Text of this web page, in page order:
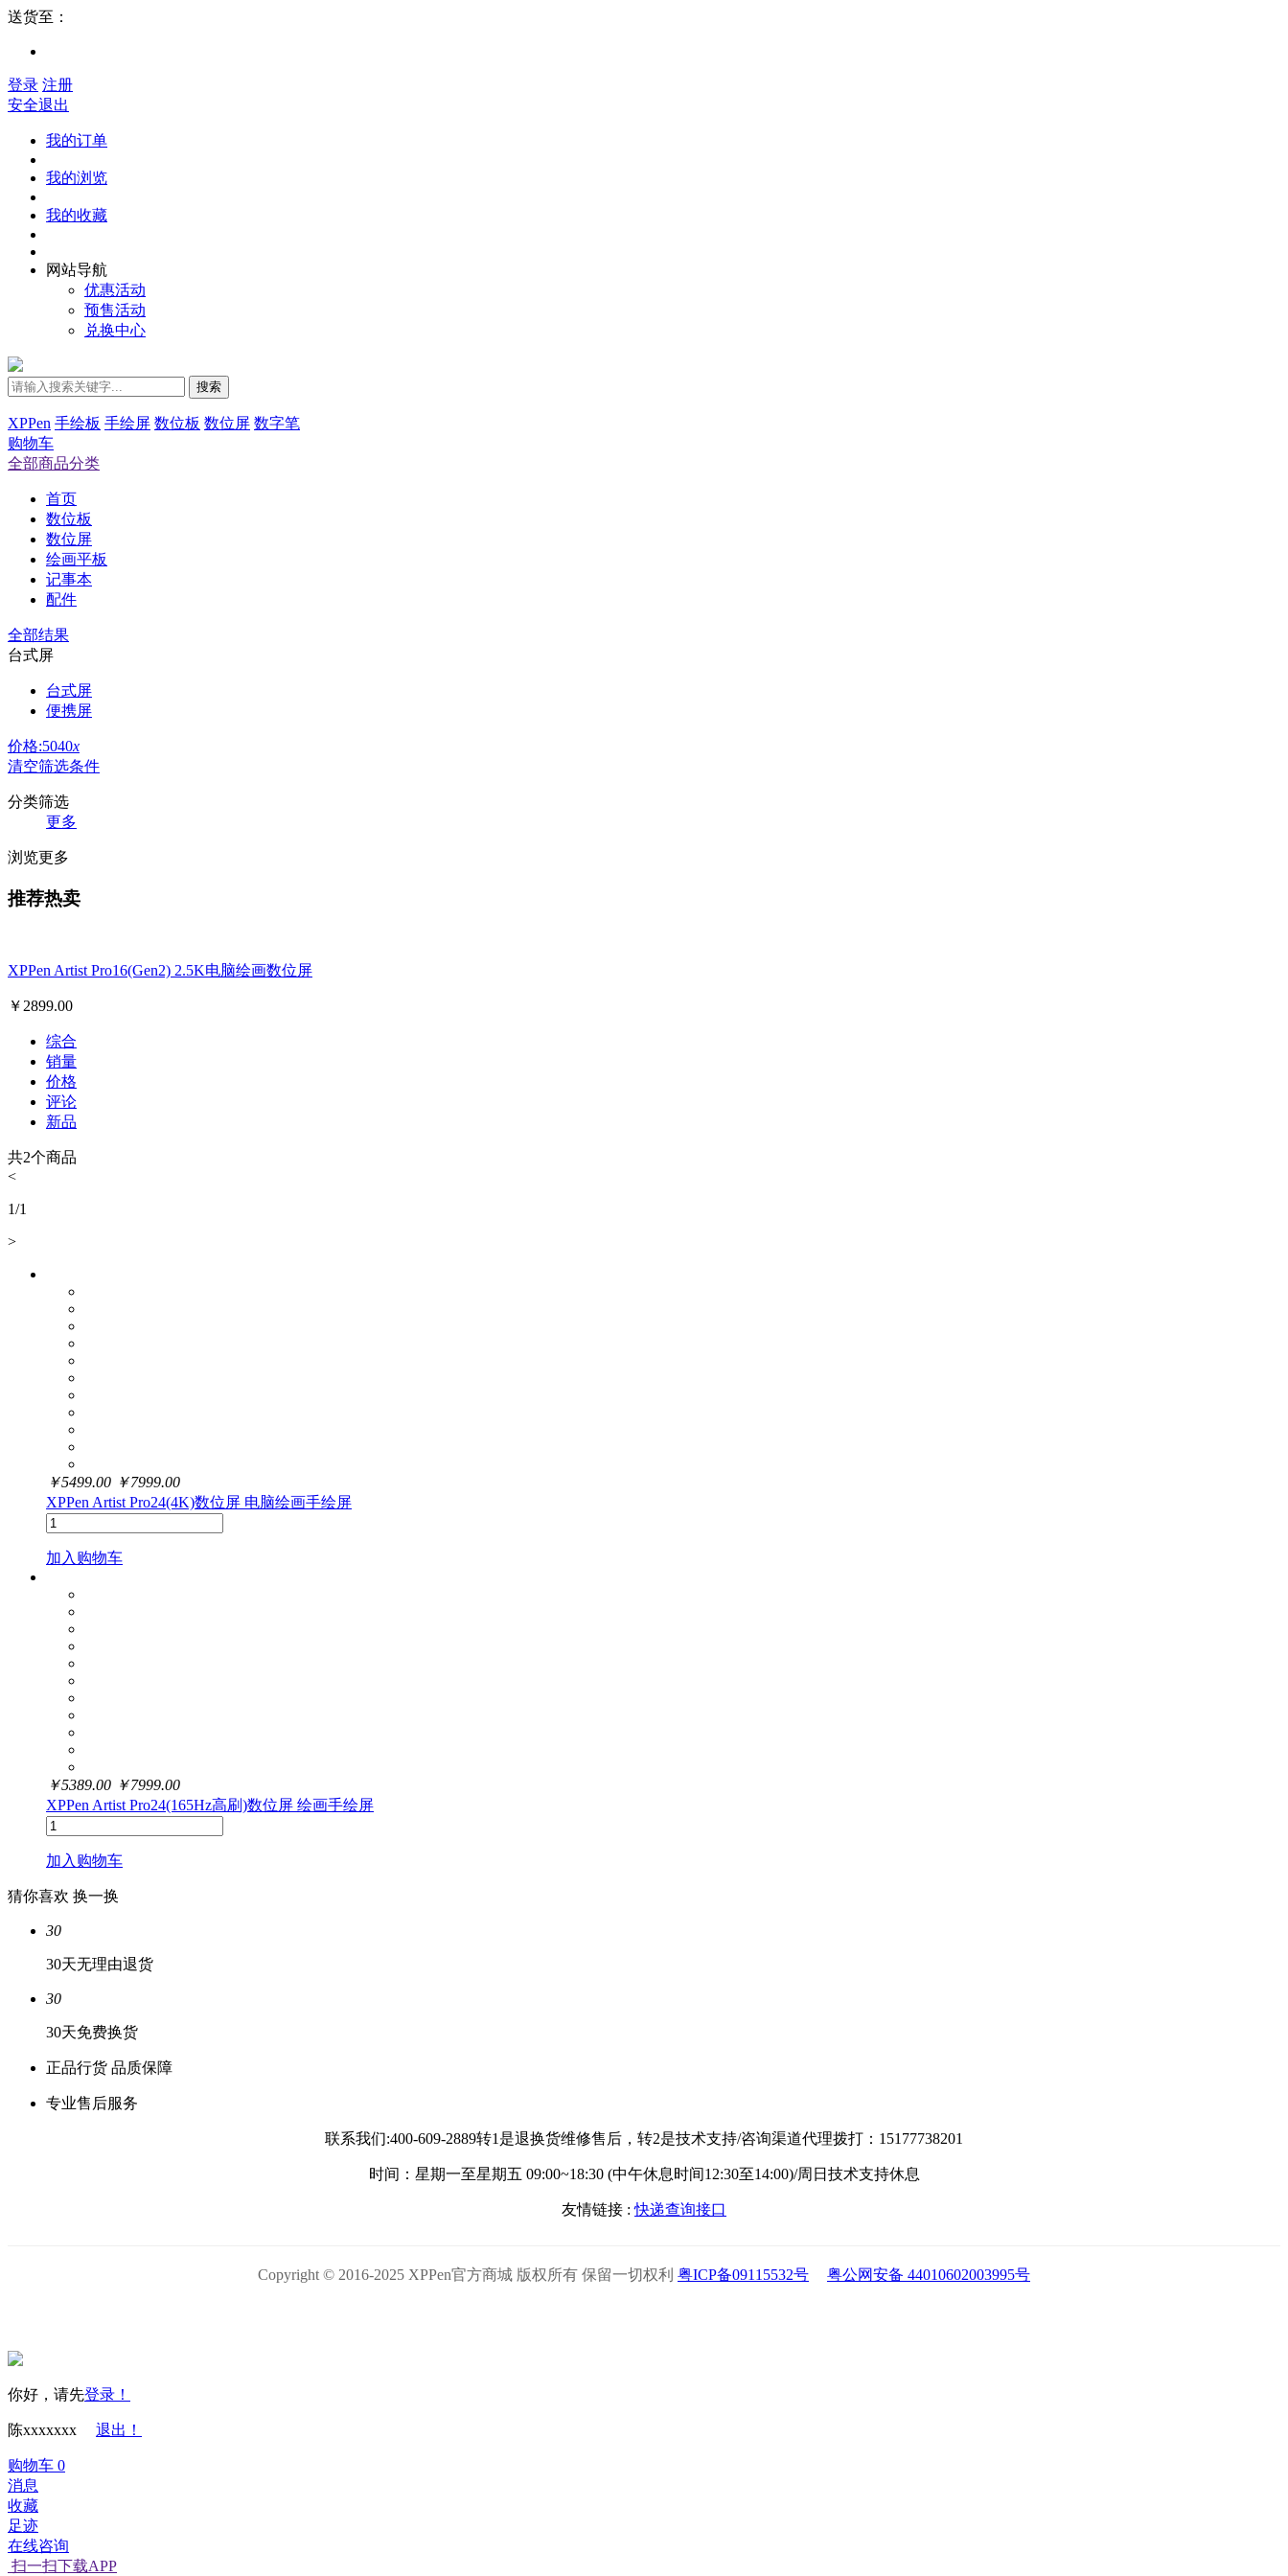
送货至：
登录 注册
安全退出
我的订单
我的浏览
我的收藏
网站导航
优惠活动
预售活动
兑换中心
搜索
XPPen 手绘板 手绘屏 数位板 数位屏 数字笔
购物车
全部商品分类
首页
数位板
数位屏
绘画平板
记事本
配件
全部结果
台式屏
台式屏
便携屏
价格:5040x
清空筛选条件
分类筛选
更多
浏览更多
推荐热卖
XPPen Artist Pro16(Gen2) 2.5K电脑绘画数位屏
￥2899.00
综合
销量
价格
评论
新品
共2个商品
<
1/1
>
￥5499.00 ￥7999.00
XPPen Artist Pro24(4K)数位屏 电脑绘画手绘屏
加入购物车
￥5389.00 ￥7999.00
XPPen Artist Pro24(165Hz高刷)数位屏 绘画手绘屏
加入购物车
猜你喜欢 换一换
30
30天无理由退货
30
30天免费换货
正品行货 品质保障
专业售后服务
联系我们:400-609-2889转1是退换货维修售后，转2是技术支持/咨询渠道代理拨打：15177738201
时间：星期一至星期五 09:00~18:30 (中午休息时间12:30至14:00)/周日技术支持休息
友情链接 :快递查询接口
Copyright © 2016-2025 XPPen官方商城 版权所有 保留一切权利 粤ICP备09115532号 粤公网安备 44010602003995号
你好，请先登录！
陈xxxxxxx 退出！
购物车 0
消息
收藏
足迹
在线咨询
扫一扫下载APP